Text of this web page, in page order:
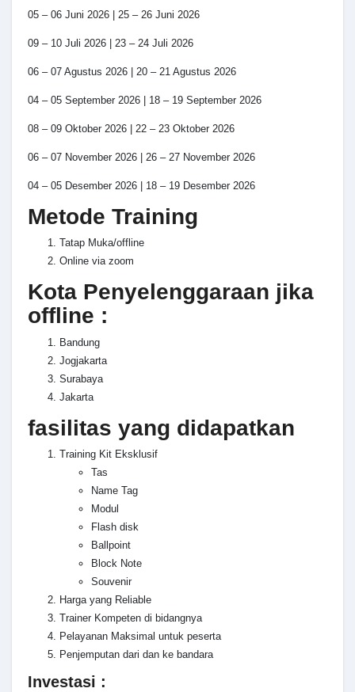
05 – 06 Juni 2026 | 25 – 26 Juni 2026
09 – 10 Juli 2026 | 23 – 24 Juli 2026
06 – 07 Agustus 2026 | 20 – 21 Agustus 2026
04 – 05 September 2026 | 18 – 19 September 2026
08 – 09 Oktober 2026 | 22 – 23 Oktober 2026
06 – 07 November 2026 | 26 – 27 November 2026
04 – 05 Desember 2026 | 18 – 19 Desember 2026
Metode Training
Tatap Muka/offline
Online via zoom
Kota Penyelenggaraan jika
offline :
Bandung
Jogjakarta
Surabaya
Jakarta
fasilitas yang didapatkan
Training Kit Eksklusif
Tas
Name Tag
Modul
Flash disk
Ballpoint
Block Note
Souvenir
Harga yang Reliable
Trainer Kompeten di bidangnya
Pelayanan Maksimal untuk peserta
Penjemputan dari dan ke bandara
Investasi :